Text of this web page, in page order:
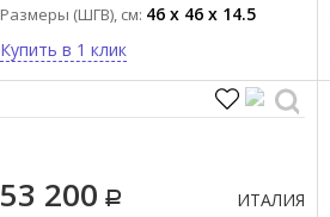
Размеры (ШГВ), см: 46 x 46 x 14.5
Купить в 1 клик
53 200
ИТАЛИЯ